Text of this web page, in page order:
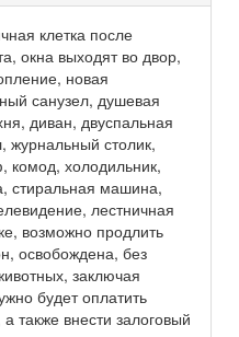
клетка после
окна выходят во двор,
новая
санузел, душевая
диван, двуспальная
журнальный столик,
комод, холодильник,
стиральная машина,
лестничная
возможно продлить
освобождена, без
заключая
будет оплатить
также внести залоговый